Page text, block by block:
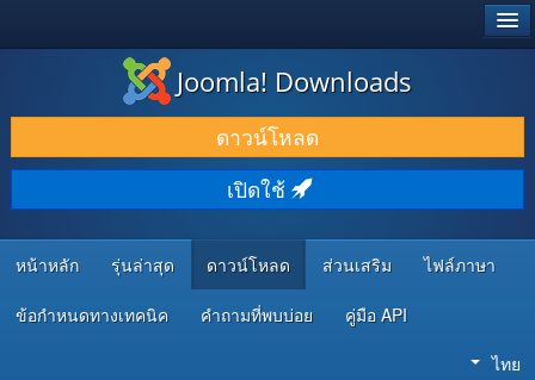
ดาวน์โหลด & ส่วนเสริม
ค้นคว้า & เรียนรู้
ชุมชน & สนับสนุน
ทรัพยากรสำหรับนักพัฒนา
Joomla! Downloads
ดาวน์โหลด
เปิดใช้
หน้าหลัก รุ่นล่าสุด ดาวน์โหลด ส่วนเสริม ไฟล์ภาษา
ข้อกำหนดทางเทคนิค คำถามที่พบบ่อย คู่มือ API
ไทย